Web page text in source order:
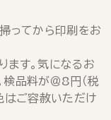
ってから印刷をお
ます。気になるお
品料が＠8円（税
はご容赦いただけ